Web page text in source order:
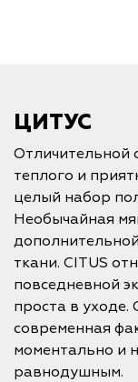
ЦИТУС
Отличительной
теплого и
целый набор
Необычайная
ткани. CITUS
повседневной
проста в уходе.
современная
моментально и
равнодушным.